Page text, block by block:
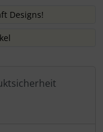
Designs!